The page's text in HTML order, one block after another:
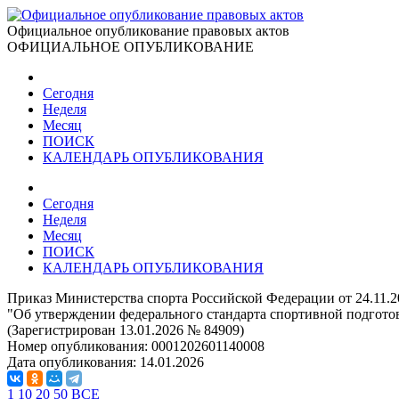
Официальное опубликование правовых актов
ОФИЦИАЛЬНОЕ ОПУБЛИКОВАНИЕ
Сегодня
Неделя
Месяц
ПОИСК
КАЛЕНДАРЬ ОПУБЛИКОВАНИЯ
Сегодня
Неделя
Месяц
ПОИСК
КАЛЕНДАРЬ ОПУБЛИКОВАНИЯ
Приказ Министерства спорта Российской Федерации от
"Об утверждении федерального стандарта спортивной
(Зарегистрирован 13.01.2026 № 84909)
Номер опубликования: 0001202601140008
Дата опубликования: 14.01.2026
1 10 20 50 ВСЕ